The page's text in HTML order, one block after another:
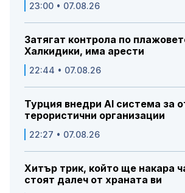
23:00 • 07.08.26
Затягат контрола по
Халкидики, има арести
22:44 • 07.08.26
Турция внедри AI система за
терористични организации
22:27 • 07.08.26
Хитър трик, който ще накара
стоят далеч от храната ви